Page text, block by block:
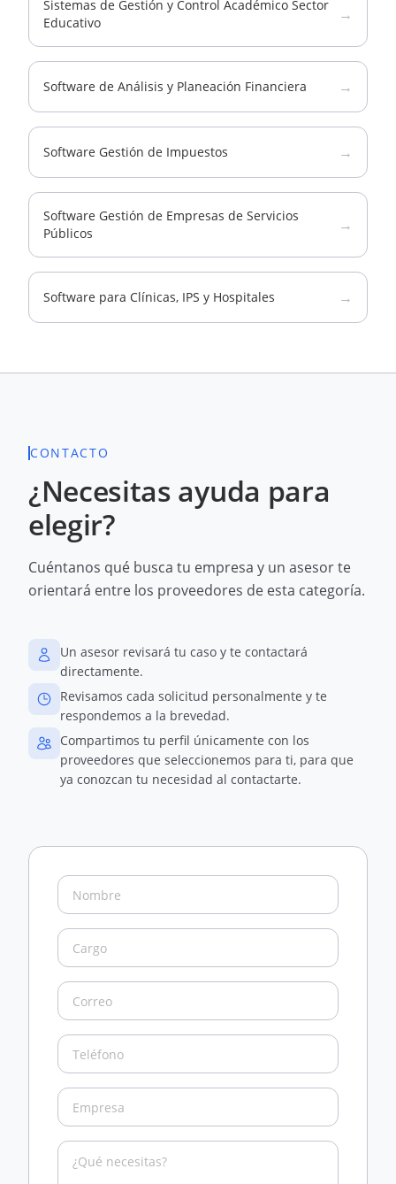
Sistemas de Gestión y Control Académico Sector
Educativo
→
Software de Análisis y Planeación Financiera →
Software Gestión de Impuestos →
Software Gestión de Empresas de Servicios
Públicos
→
Software para Clínicas, IPS y Hospitales →
CONTACTO
¿Necesitas ayuda para
elegir?
Cuéntanos qué busca tu empresa y un asesor te
orientará entre los proveedores de esta categoría.
Un asesor revisará tu caso y te contactará
directamente.
Revisamos cada solicitud personalmente y te
respondemos a la brevedad.
Compartimos tu perfil únicamente con los
proveedores que seleccionemos para ti, para que
ya conozcan tu necesidad al contactarte.